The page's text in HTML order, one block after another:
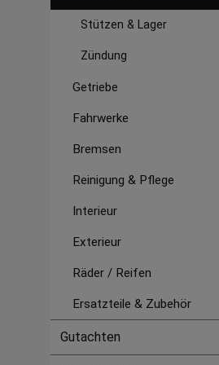
Stützen & Lager
Zündung
Getriebe
Fahrwerke
Bremsen
Reinigung & Pflege
Interieur
Exterieur
Räder / Reifen
Ersatzteile & Zubehör
Gutachten